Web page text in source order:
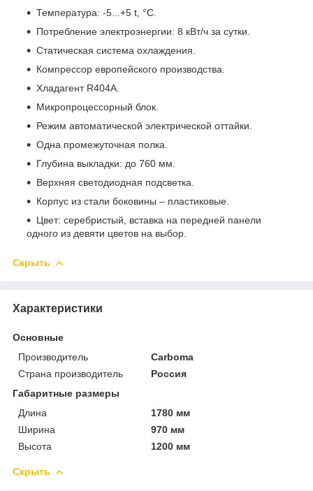
Температура: -5...+5 t, °C.
Потребление электроэнергии: 8 кВт/ч за сутки.
Статическая система охлаждения.
Компрессор европейского производства.
Хладагент R404А.
Микропроцессорный блок.
Режим автоматической электрической оттайки.
Одна промежуточная полка.
Глубина выкладки: до 760 мм.
Верхняя светодиодная подсветка.
Корпус из стали боковины – пластиковые.
Цвет: серебристый, вставка на передней панели
одного из девяти цветов на выбор.
Скрыть
Характеристики
Основные
Производитель
Carboma
Страна производитель
Россия
Габаритные размеры
Длина
1780 мм
Ширина
970 мм
Высота
1200 мм
Скрыть